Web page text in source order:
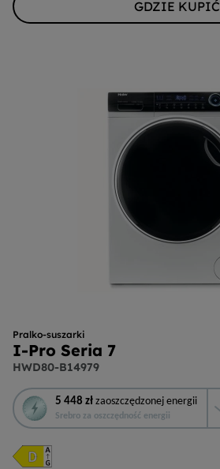
GDZIE KUPIĆ
Pralko-suszarki
I-Pro Seria 7
HWD80-B14979
5 448 zł zaoszczędzonej energii
Srebro za oszczędność energii
To
działanie
otworzy
narzędzie
do